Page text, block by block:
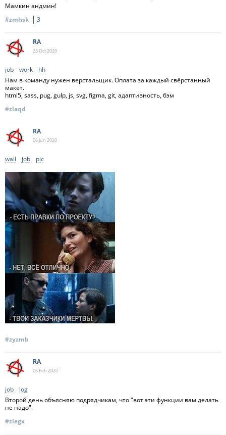
Мамкин андмин!
#zmhsk
3
RA
23 Oct2020
job work
hh
Нам в команду нужен верстальщик. Оплата за каждый свёрстанный
макет.
html5, sass, pug, gulp, js, svg, figma, git, адаптивность, бэм
#zlaqd
RA
06 Jun 2020
wall job pic
#zyzmb
RA
06 Feb 2020
job
log
Второй день объясняю подрядчикам, что "вот эти функции вам делать
не надо".
#zlegx